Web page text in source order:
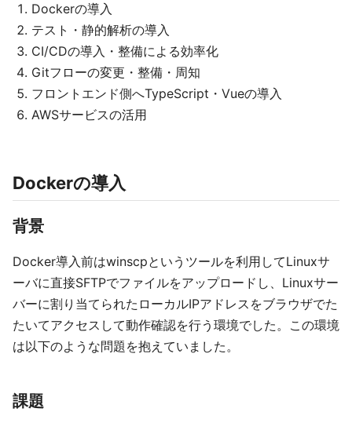
Dockerの導入
テスト・静的解析の導入
CI/CDの導入・整備による効率化
Gitフローの変更・整備・周知
フロントエンド側へTypeScript・Vueの導入
AWSサービスの活用
Dockerの導入
背景
Docker導入前はwinscpというツールを利用してLinuxサ
ーバに直接SFTPでファイルをアップロードし、Linuxサー
バーに割り当てられたローカルIPアドレスをブラウザでた
たいてアクセスして動作確認を行う環境でした。この環境
は以下のような問題を抱えていました。
課題